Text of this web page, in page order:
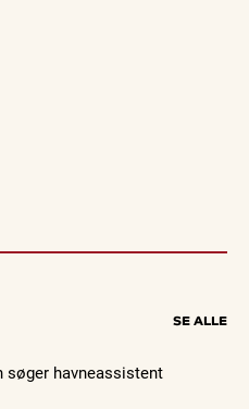
SE ALLE
søger havneassistent